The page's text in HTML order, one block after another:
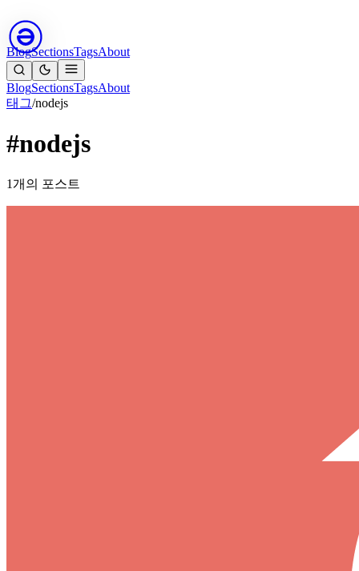
BlogSectionsTagsAbout
BlogSectionsTagsAbout
태그/nodejs
#nodejs
1개의 포스트